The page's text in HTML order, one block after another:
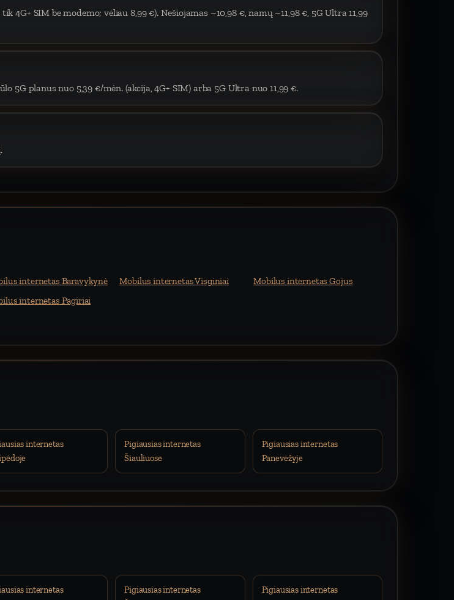
SIM be modemo; vėliau 8,99 €). Nešiojamas ~10,98 €, namų ~11,98 €, 5G Ultra 11,99
planus nuo 5,39 €/mėn. (akcija, 4G+ SIM) arba 5G Ultra nuo 11,99 €.
internetas Baravykynė Mobilus internetas Visginiai
Mobilus internetas Gojus
internetas Pagiriai
internetas
Pigiausias internetas
Šiauliuose
Pigiausias internetas
Panevėžyje
internetas
Pigiausias internetas
Pigiausias internetas